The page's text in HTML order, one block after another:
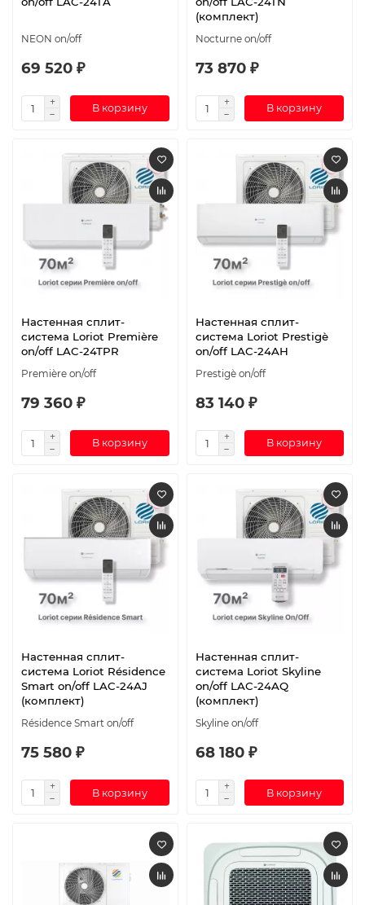
NEON on/off
69 520 ₽
В корзину
(комплект)
Nocturne on/off
73 870 ₽
В корзину
Настенная сплит-
система Loriot Première
on/off LAC-24TPR
Première on/off
79 360 ₽
В корзину
Настенная сплит-
система Loriot Prestigè
on/off LAC-24AH
Prestigè on/off
83 140 ₽
В корзину
Настенная сплит-
система Loriot Résidence
Smart on/off LAC-24AJ
(комплект)
Résidence Smart on/off
75 580 ₽
В корзину
Настенная сплит-
система Loriot Skyline
on/off LAC-24AQ
(комплект)
Skyline on/off
68 180 ₽
В корзину